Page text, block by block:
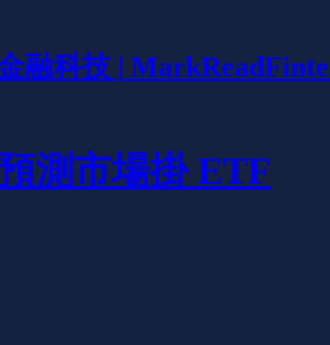
融科技 |
測市場掛 ETF